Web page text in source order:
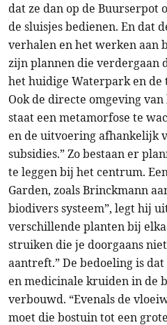
dat ze dan op de Buurserpot
de sluisjes bedienen. En dat
verhalen en het werken aan
zijn plannen die verdergaan
het huidige Waterpark en de
Ook de directe omgeving
staat een metamorfose te
en de uitvoering afhankelijk
subsidies.” Zo bestaan er
te leggen bij het centrum.
Garden, zoals Brinckmann
biodivers systeem”, legt hij
verschillende planten bij
struiken die je doorgaans
aantreft.” De bedoeling is
en medicinale kruiden in de
verbouwd. “Evenals de
moet die bostuin tot een